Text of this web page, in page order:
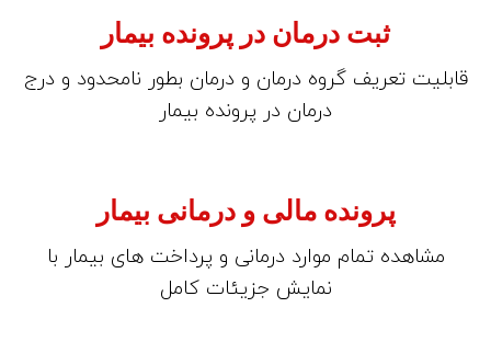
ثبت درمان در پرونده بیمار
قابلیت تعریف گروه درمان و درمان بطور نامحدود و درج
درمان در پرونده بیمار
پرونده مالی و درمانی بیمار
مشاهده تمام موارد درمانی و پرداخت های بیمار با
نمایش جزیئات کامل